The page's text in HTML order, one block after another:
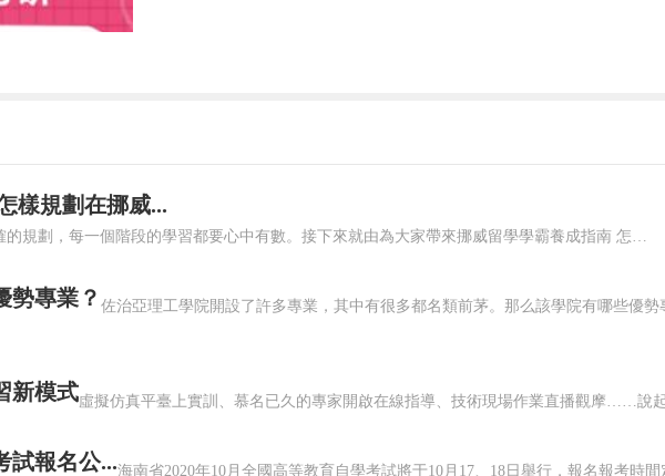
樣規劃在挪威...
在挪威要想好好學習，就應該對自己有明確的規劃，每一個階段的學習都要心中有數。接下來就由為大家帶來挪威留學學霸養成指南 怎樣規劃在挪威的留學生活？一、了解階段雖然大家在申請的時候，就已經確認了自己要入讀的階段，但是大家對階段培養的目標和授課的模式，還是需要特別關注的，而且一定要有非常深入的了解，才可以...
勢專業？
新模式
試報名公...